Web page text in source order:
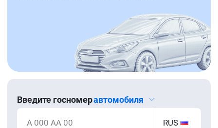
Введите госномеравтомобиля
А 000 АА 00 RUS